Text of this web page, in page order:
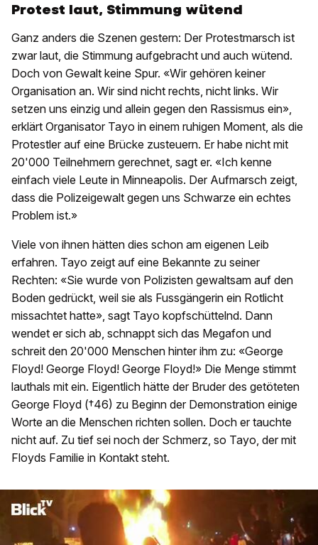
Protest laut, Stimmung wütend
Ganz anders die Szenen gestern: Der Protestmarsch ist
zwar laut, die Stimmung aufgebracht und auch wütend.
Doch von Gewalt keine Spur. «Wir gehören keiner
Organisation an. Wir sind nicht rechts, nicht links. Wir
setzen uns einzig und allein gegen den Rassismus ein»,
erklärt Organisator Tayo in einem ruhigen Moment, als die
Protestler auf eine Brücke zusteuern. Er habe nicht mit
20'000 Teilnehmern gerechnet, sagt er. «Ich kenne
einfach viele Leute in Minneapolis. Der Aufmarsch zeigt,
dass die Polizeigewalt gegen uns Schwarze ein echtes
Problem ist.»
Viele von ihnen hätten dies schon am eigenen Leib
erfahren. Tayo zeigt auf eine Bekannte zu seiner
Rechten: «Sie wurde von Polizisten gewaltsam auf den
Boden gedrückt, weil sie als Fussgängerin ein Rotlicht
missachtet hatte», sagt Tayo kopfschüttelnd. Dann
wendet er sich ab, schnappt sich das Megafon und
schreit den 20'000 Menschen hinter ihm zu: «George
Floyd! George Floyd! George Floyd!» Die Menge stimmt
lauthals mit ein. Eigentlich hätte der Bruder des getöteten
George Floyd (†46) zu Beginn der Demonstration einige
Worte an die Menschen richten sollen. Doch er tauchte
nicht auf. Zu tief sei noch der Schmerz, so Tayo, der mit
Floyds Familie in Kontakt steht.